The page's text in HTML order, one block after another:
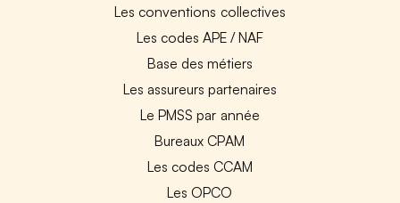
Les conventions collectives
Les codes APE / NAF
Base des métiers
Les assureurs partenaires
Le PMSS par année
Bureaux CPAM
Les codes CCAM
Les OPCO